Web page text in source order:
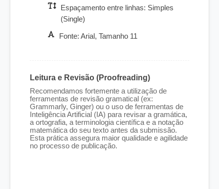
Espaçamento entre linhas: Simples
(Single)
Fonte: Arial, Tamanho 11
Leitura e Revisão (Proofreading)
Recomendamos fortemente a utilização de
ferramentas de revisão gramatical (ex:
Grammarly, Ginger) ou o uso de ferramentas de
Inteligência Artificial (IA) para revisar a gramática,
a ortografia, a terminologia científica e a notação
matemática do seu texto antes da submissão.
Esta prática assegura maior qualidade e agilidade
no processo de publicação.